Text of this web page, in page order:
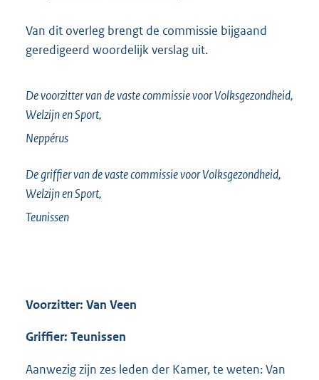
Van dit overleg brengt de commissie bijgaand
geredigeerd woordelijk verslag uit.
De voorzitter van de vaste commissie voor Volksgezondheid,
Welzijn en Sport,
Neppérus
De griffier van de vaste commissie voor Volksgezondheid,
Welzijn en Sport,
Teunissen
Voorzitter: Van Veen
Griffier: Teunissen
Aanwezig zijn zes leden der Kamer, te weten: Van